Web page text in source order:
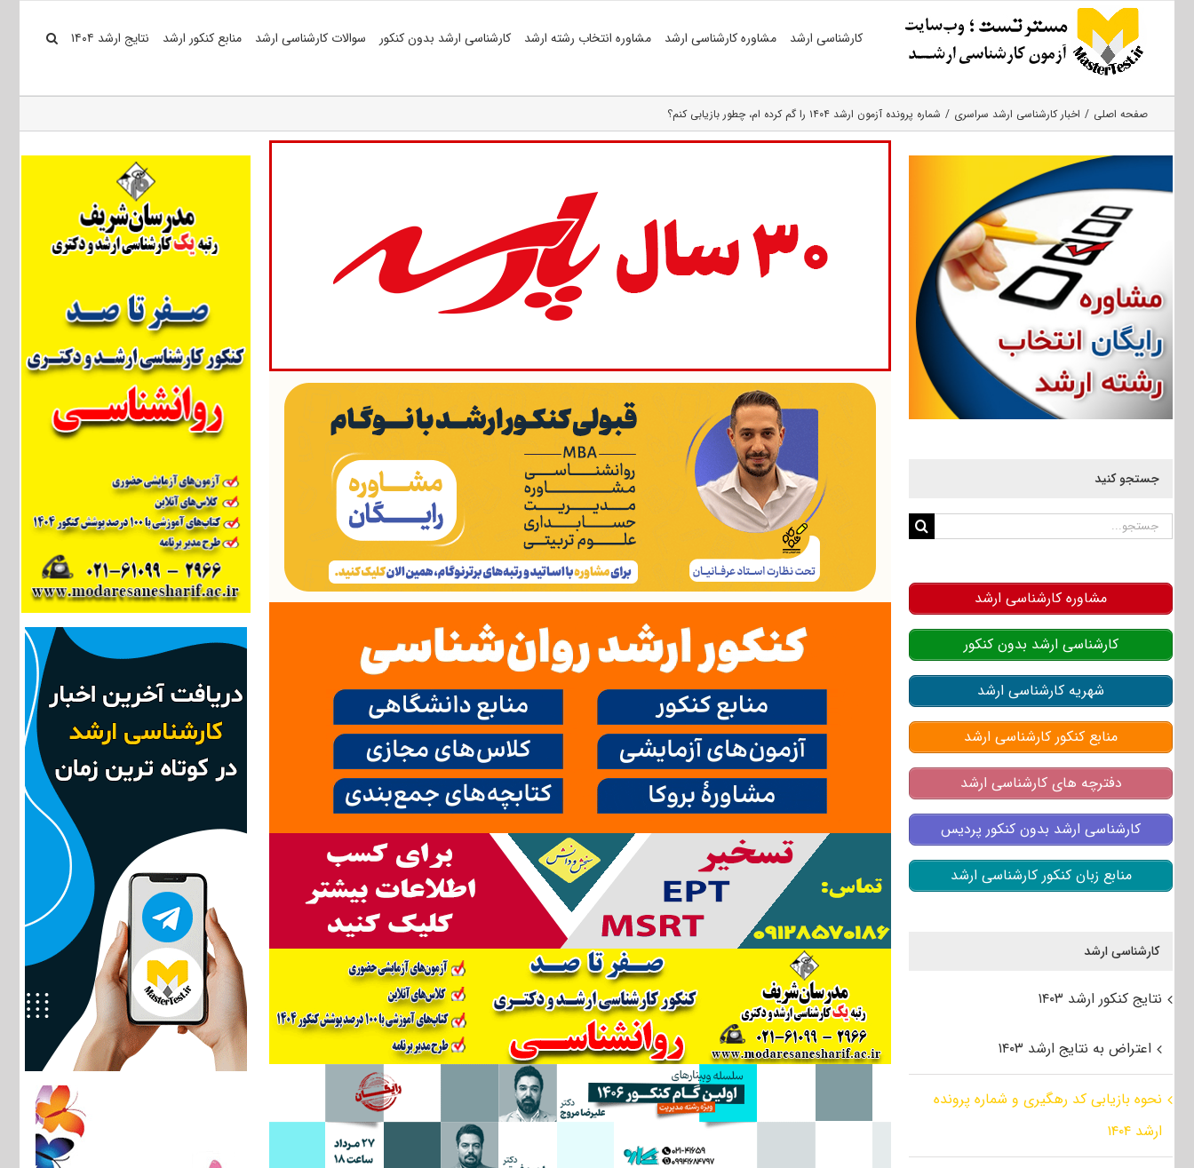
کارشناسی ارشد مشاوره کارشناسی ارشد مشاوره انتخاب رشته ارشد کارشناسی ارشد بدون کنکور سوالات کارشناسی ارشد منابع کنکور ارشد نتایج ارشد ۱۴۰۴
صفحه اصلی اخبار کارشناسی ارشد سراسری شماره پرونده آزمون ارشد ۱۴۰۴ را گم کرده ام، چطور بازیابی کنم؟
جستجو کنید
جستجو
مشاوره کارشناسی ارشد
کارشناسی ارشد بدون کنکور
شهریه کارشناسی ارشد
منابع کنکور کارشناسی ارشد
دفترچه های کارشناسی ارشد
کارشناسی ارشد بدون کنکور پردیس
منابع زبان کنکور کارشناسی ارشد
کارشناسی ارشد
نتایج کنکور ارشد ۱۴۰۳
اعتراض به نتایج ارشد ۱۴۰۳
نحوه بازیابی کد رهگیری و شماره پرونده
ارشد ۱۴۰۴